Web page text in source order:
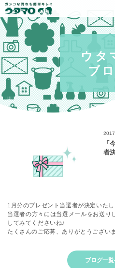
ウタ
ブ
「
者
1月分のプレゼント当選者が決定いた
当選者の方々には当選メールをお送り
してみてくださいね♪
たくさんのご応募、ありがとうござい
ブログ一